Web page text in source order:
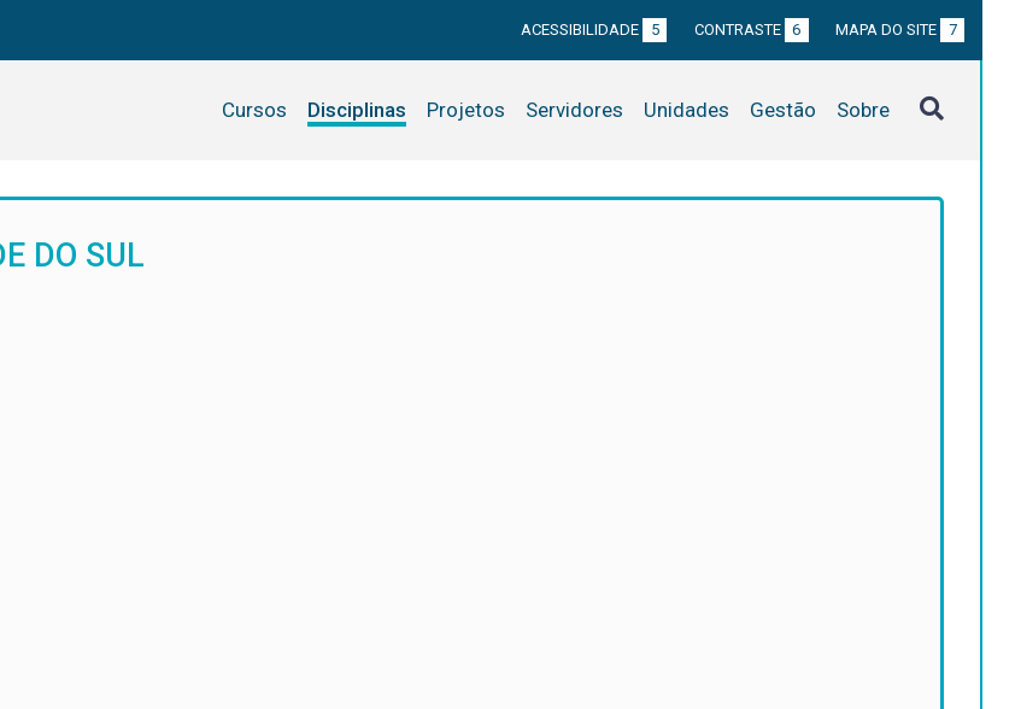
ACESSIBILIDADE 5 CONTRASTE 6 MAPA DO SITE 7
Cursos Disciplinas Projetos Servidores Unidades Gestão Sobre
DO SUL